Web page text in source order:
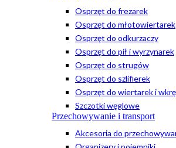
Osprzęt do frezarek
Osprzęt do młotowiertarek
Osprzęt do odkurzaczy
Osprzęt do pił i wyrzynarek
Osprzęt do strugów
Osprzęt do szlifierek
Osprzęt do wiertarek i
Szczotki węglowe
Przechowywanie i transport
Akcesoria do